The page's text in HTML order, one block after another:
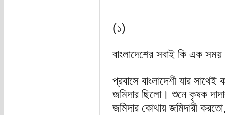
(১)
বাংলাদেশের সবাই কি এক
প্রবাসে বাংলাদেশী যার
জমিদার ছিলো। শুনে কৃষক
জমিদার কোথায় জমিদারী